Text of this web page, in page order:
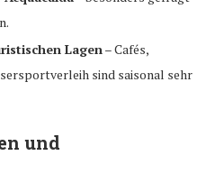
Lagen– Cafés,
sind saisonal sehr
und